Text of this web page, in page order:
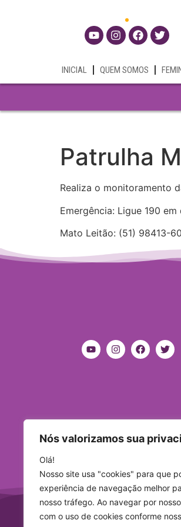
Nós valorizamos sua
Olá!
Nosso site usa "cookies" para que
experiência de navegação melhor
nosso tráfego. Ao navegar por
com o uso de cookies conforme
INICIAL QUEM SOMOS
Patrulha
Realiza o monitoramento
Emergência: Ligue 190
Mato Leitão: (51) 98413-